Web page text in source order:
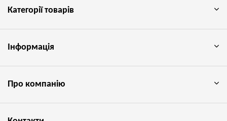
Категорії товарів
Інформація
Про компанію